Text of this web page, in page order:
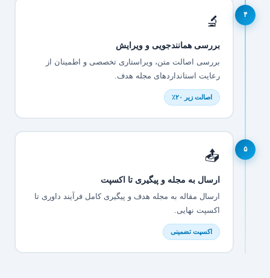
۴ 🔬
بررسی همانندجویی و ویرایش
بررسی اصالت متن، ویراستاری تخصصی و اطمینان از
رعایت استانداردهای مجله هدف.
اصالت زیر ۲۰٪
۵ 📤
ارسال به مجله و پیگیری تا اکسپت
ارسال مقاله به مجله هدف و پیگیری کامل فرآیند داوری تا
اکسپت نهایی.
اکسپت تضمینی